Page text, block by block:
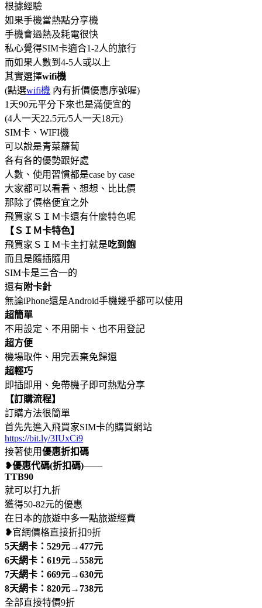
根據經驗
如果手機當熱點分享機
手機會過熱及耗電很快
私心覺得SIM卡適合1-2人的旅行
而如果人數到4-5人或以上
其實選擇wifi機
(點選wifi機 內有折價優惠序號喔)
1天90元平分下來也是滿便宜的
(4人一天22.5元/5人一天18元)
SIM卡、WIFI機
可以說是青菜蘿蔔
各有各的優勢跟好處
人數、使用習慣都是case by case
大家都可以看看、想想、比比價
那除了價格便宜之外
飛買家ＳＩＭ卡還有什麼特色呢
【ＳＩＭ卡特色】
飛買家ＳＩＭ卡主打就是 吃到飽
而且是隨插隨用
SIM卡是三合一的
還有 附卡針
無論iPhone還是Android手機幾乎都可以使用
超簡單
不用設定、不用開卡、也不用登記
超方便
機場取件、用完丟棄免歸還
超輕巧
即插即用、免帶機子即可熱點分享
【訂購流程】
訂購方法很簡單
首先先進入飛買家SIM卡的購買網站
https://bit.ly/3IUxCi9
接著使用優惠折扣碼
❥優惠代碼(折扣碼)——
TTB90
就可以打九折
獲得50-82元的優惠
在日本的旅遊中多一點旅遊經費
❥官網價格直接折扣9折
5天網卡：529元→477元
6天網卡：619元→558元
7天網卡：669元→630元
8天網卡：820元→738元
全部直接特價9折